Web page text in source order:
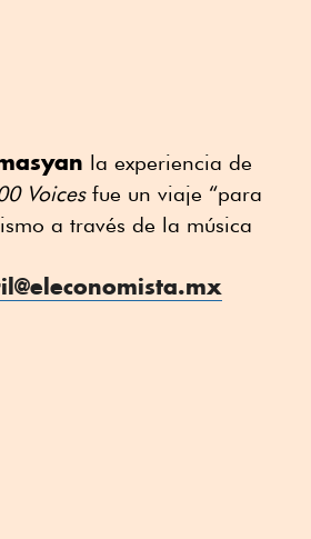
la experiencia de
Voicesfue un viaje “para
a través de la música